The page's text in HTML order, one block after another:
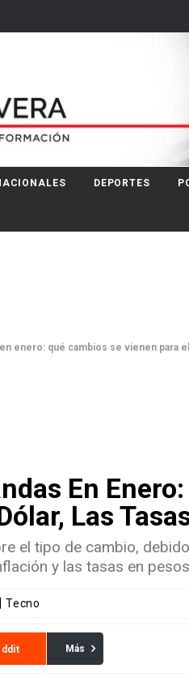
DEPORTES
enero: qué cambios se vienen para
En
Las
el tipo de cambio,
y las tasas en
Tecno
Más